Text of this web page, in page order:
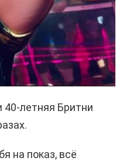
летняя Бритни
на показ, всё